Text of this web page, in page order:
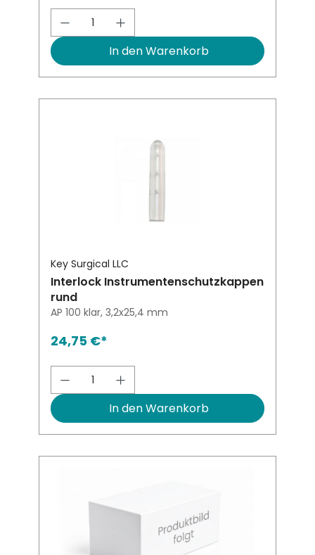
Produkt Anzahl: Gib den
In den Warenkorb
Key Surgical LLC
Interlock Instrumentenschutzkappen
rund
AP 100 klar, 3,2x25,4 mm
24,75 €*
Produkt Anzahl: Gib den
In den Warenkorb